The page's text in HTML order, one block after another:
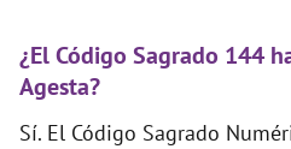
¿El Código Sagrado 144
Agesta?
Sí. El Código Sagrado